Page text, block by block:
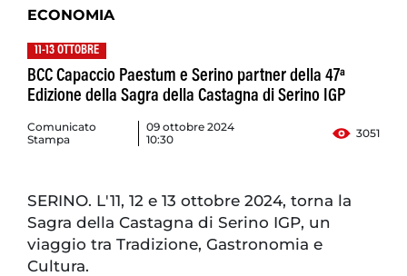
ECONOMIA
11-13 OTTOBRE
BCC Capaccio Paestum e Serino partner della 47ª
Edizione della Sagra della Castagna di Serino IGP
Comunicato
Stampa
09 ottobre 2024
10:30
3051
SERINO. L'11, 12 e 13 ottobre 2024, torna la
Sagra della Castagna di Serino IGP, un
viaggio tra Tradizione, Gastronomia e
Cultura.